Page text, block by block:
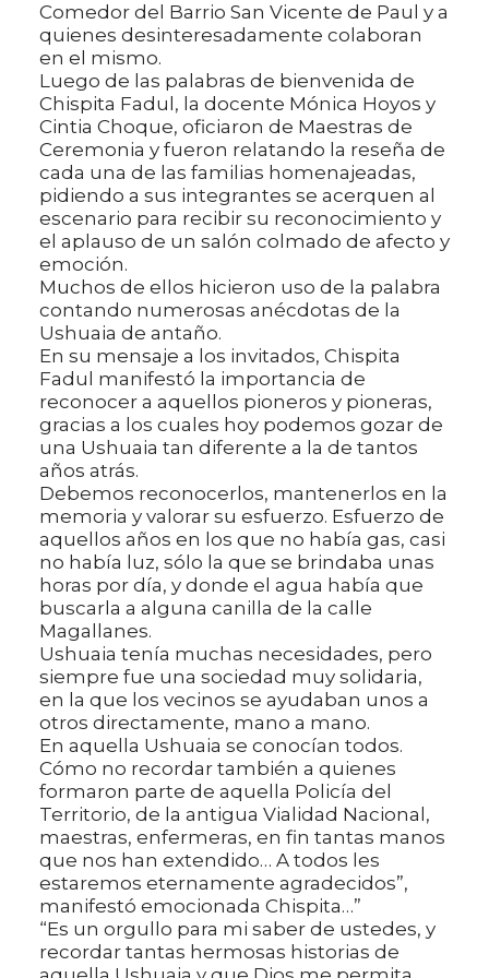
Comedor del Barrio San Vicente de Paul y a
quienes desinteresadamente colaboran
en el mismo.
Luego de las palabras de bienvenida de
Chispita Fadul, la docente Mónica Hoyos y
Cintia Choque, oficiaron de Maestras de
Ceremonia y fueron relatando la reseña de
cada una de las familias homenajeadas,
pidiendo a sus integrantes se acerquen al
escenario para recibir su reconocimiento y
el aplauso de un salón colmado de afecto y
emoción.
Muchos de ellos hicieron uso de la palabra
contando numerosas anécdotas de la
Ushuaia de antaño.
En su mensaje a los invitados, Chispita
Fadul manifestó la importancia de
reconocer a aquellos pioneros y pioneras,
gracias a los cuales hoy podemos gozar de
una Ushuaia tan diferente a la de tantos
años atrás.
Debemos reconocerlos, mantenerlos en la
memoria y valorar su esfuerzo. Esfuerzo de
aquellos años en los que no había gas, casi
no había luz, sólo la que se brindaba unas
horas por día, y donde el agua había que
buscarla a alguna canilla de la calle
Magallanes.
Ushuaia tenía muchas necesidades, pero
siempre fue una sociedad muy solidaria,
en la que los vecinos se ayudaban unos a
otros directamente, mano a mano.
En aquella Ushuaia se conocían todos.
Cómo no recordar también a quienes
formaron parte de aquella Policía del
Territorio, de la antigua Vialidad Nacional,
maestras, enfermeras, en fin tantas manos
que nos han extendido… A todos les
estaremos eternamente agradecidos”,
manifestó emocionada Chispita…”
“Es un orgullo para mi saber de ustedes, y
recordar tantas hermosas historias de